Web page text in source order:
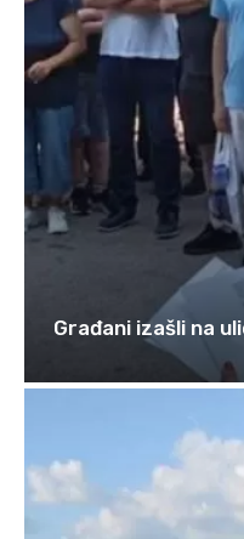
Građani izašli na